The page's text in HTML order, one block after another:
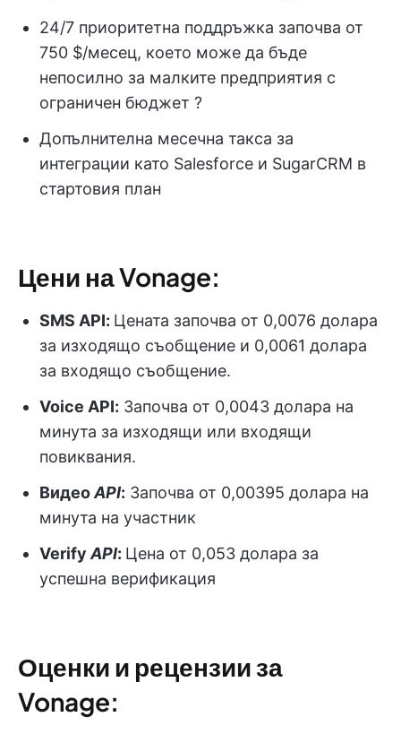
24/7 приоритетна поддръжка започва от
750 $/месец, което може да бъде
непосилно за малките предприятия с
ограничен бюджет ?
Допълнителна месечна такса за
интеграции като Salesforce и SugarCRM в
стартовия план
Цени на Vonage:
SMS API: Цената започва от 0,0076 долара
за изходящо съобщение и 0,0061 долара
за входящо съобщение.
Voice API: Започва от 0,0043 долара на
минута за изходящи или входящи
повиквания.
ВидеоAPI: Започва от 0,00395 долара на
минута на участник
Verify API: Цена от 0,053 долара за
успешна верификация
Оценки и рецензии за
Vonage: